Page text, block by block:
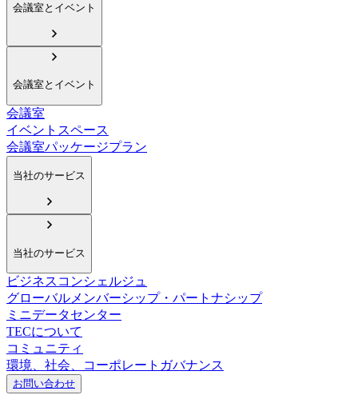
会議室とイベント
会議室とイベント
会議室
イベントスペース
会議室パッケージプラン
当社のサービス
当社のサービス
ビジネスコンシェルジュ
グローバルメンバーシップ・パートナシップ
ミニデータセンター
TECについて
コミュニティ
環境、社会、コーポレートガバナンス
お問い合わせ